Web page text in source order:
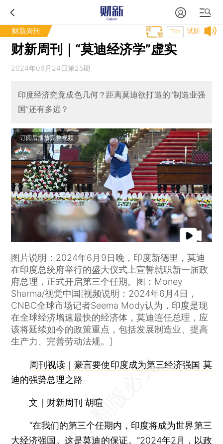
财新周刊 试听
T中
财新周刊｜“莫迪经济学”虚实
2024年06月24日第25期
印度经济究竟成色几何？距离莫迪欲打造的“制造业强
国”还有多远？
订阅后播放完整视频
图片说明：2024年6月9日晚，印度新德里，莫迪
在印度总统府举行的盛大仪式上宣誓就职新一届政
府总理，正式开启第三个任期。图：Money
Sharma/视觉中国[视频说明：2024年6月4日，
CNBC全球市场记者Seema Mody认为，印度是现
在全球经济增速最快的经济体，莫迪连任总理，应
该将延续如今的政策重点，包括发展制造业、提高
生产力、完善劳动法规。]
周刊视读｜豪言要使印度成为第三经济强国 莫
迪的强势总理之路
文｜财新周刊 胡暄
“在我们的第三个任期内，印度将成为世界第三
大经济强国。这是莫迪的保证。”2024年2月，以政